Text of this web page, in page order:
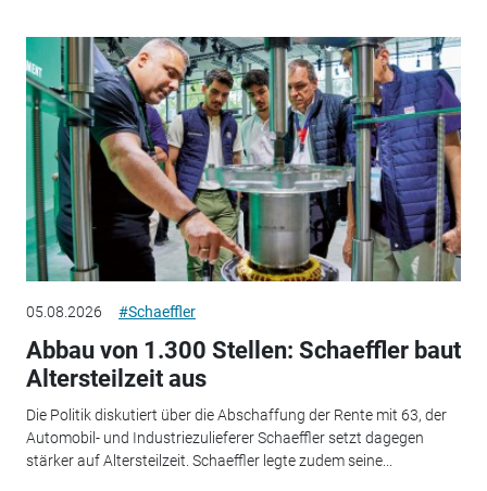
05.08.2026 #Schaeffler
Abbau von 1.300 Stellen: Schaeffler baut
Altersteilzeit aus
Die Politik diskutiert über die Abschaffung der Rente mit 63, der
Automobil- und Industriezulieferer Schaeffler setzt dagegen
stärker auf Altersteilzeit. Schaeffler legte zudem seine...